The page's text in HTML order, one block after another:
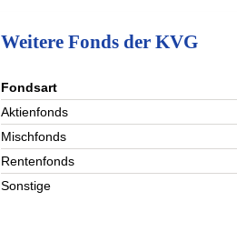
Weitere Fonds der KVG
Fondsart
Aktienfonds
Mischfonds
Rentenfonds
Sonstige